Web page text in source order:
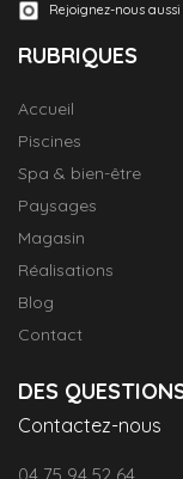
Rejoignez-nous
RUBRIQUES
Accueil
Piscines
Spa & bien-être
Paysages
Magasin
Réalisations
Blog
Contact
DES
Contactez-nous